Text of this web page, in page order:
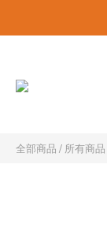
全部商品 / 所有商品